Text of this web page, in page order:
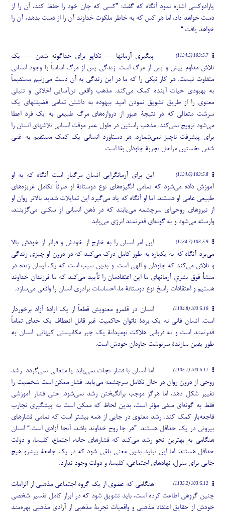
پارادوکسی اشاره نمود آنگاه که گفت: ”کسی که جان خود را حفظ کند، آن را از
دست خواهد داد، اما هر کس که به خاطر ملکوت خداوند آن را از دست بدهد، آن را
خواهد یافت.“
103:5.7 (1134.5)
پیگیری آرمانها — تکاپو برای خداگونه شدن — یک
تلاش مداوم پیش و پس از مرگ است. زندگی پس از مرگ اساساً با وجود انسانی
متفاوت نیست. هر کار نیکی را که ما در این زندگی به آن دست میزنیم مستقیماً
به بهبودی حیات آینده کمک میکند. مذهب واقعی تنآسایی اخلاقی و تنبلی
معنوی را از طریق تشویق نمودن امید بیهوده به داشتن تمامی فضیلتهای یک
سرشت متعالی که در نتیجۀ عبور از دروازههای مرگ طبیعی به یک فرد اعطا
میشود ترویج نمیکند. مذهب راستین در طول عمر موقت انسانی تلاشهای انسان را
برای پیشرفت ناچیز نمیشمارد. هر دستاورد انسانی یک کمک مستقیم به غنی
شدن نخستین مراحل تجربۀ جاودان بقا است.
103:5.8 (1134.6)
این برای آرمانگرایی انسان مرگبار است آنگاه که به او
آموزش داده میشود که تمامی انگیزههای نوع دوستانۀ او صرفاً تکامل غریزههای
طبیعی عامی او هستند. اما او آنگاه که یاد میگیرد این تمایلات شدید بالاتر روان او
از نیروهای روحیای سرچشمه مییابند که در ذهن انسانی او سکنی میگزینند،
وارسته میشود و به گونهای قدرتمند انرژی مییابد.
103:5.9 (1134.7)
این امر انسان را به خارج از خودش و فراتر از خودش بالا
میبرد آنگاه که به یکباره به طور کامل درک میکند که در درون او چیزی زندگی
و تلاش میکند که جاودان و الهی است. و بدین سبب است که یک ایمان زنده در
منشأ فوق بشریِ آرمانهای ما این اعتقادمان را تأیید میکند که ما فرزندان خداوند
هستیم و اعتقادات راسخ نوع دوستانۀ ما، احساسات برادری انسان را واقعی میسازد.
103:5.10 (1134.8)
انسان در قلمرو معنویش قطعاً از یک ارادۀ آزاد برخوردار
است. انسان فانی نه یک بردۀ ناتوان حاکمیت غیر قابل انعطاف یک خدای تماماً
قدرتمند است و نه قربانی هلاکت نومیدانۀ یک جبر مکانیستی کیهانی. انسان به
طور یقین سازندۀ سرنوشت جاودان خودش است.
103:5.11 (1135.1) اما انسان با فشار نجات نمییابد یا متعالی نمیگردد. رشد
روحی از درون روان در حال تکامل سرچشمه مییابد. فشار ممکن است شخصیت را
تغییر شکل دهد، اما هرگز موجب برانگیختن رشد نمیشود. حتی فشار آموزشی
فقط به گونهای منفی مؤثر است، بدین لحاظ که ممکن است به پیشگیری تجارب
فاجعهبار کمک کند. رشد معنوی در جایی از همه بیشتر است که تمامی فشارهای
بیرونی در یک حداقل هستند. ”هر جا روح خداوند باشد، آنجا آزادی است.“ انسان
هنگامی به بهترین نحو رشد میکند که فشارهای خانه، اجتماع، کلیسا، و دولت
حداقل هستند. اما این نباید بدین معنی تلقی شود که در یک جامعۀ پیشرو هیچ
جایی برای منزل، نهادهای اجتماعی، کلیسا، و دولت وجود ندارد.
103:5.12 (1135.2)
هنگامی که عضوی از یک گروه اجتماعی مذهبی از الزامات
چنین گروهی اطاعت کرده است، باید تشویق شود که در ابراز کامل تفسیر شخصی
خودش از حقایق اعتقاد مذهبی و واقعیات تجربۀ مذهبی از آزادی مذهبی بهرهمند